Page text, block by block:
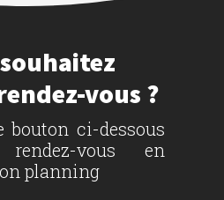
vous ?
bouton ci-dessous
vous en
planning